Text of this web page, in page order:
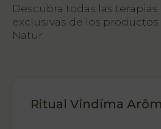
Descubra todas las
exclusivas de los
Natur.
Ritual Vindíma